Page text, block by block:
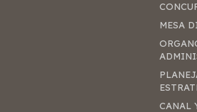
MESA
CANAL